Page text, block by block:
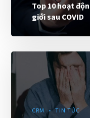
Top 10 hoạt
giới sau COVID
CRM TIN TỨC